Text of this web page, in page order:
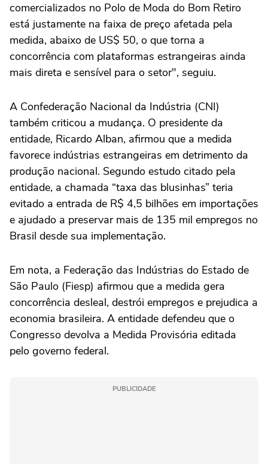
comercializados no Polo de Moda do Bom Retiro
está justamente na faixa de preço afetada pela
medida, abaixo de US$ 50, o que torna a
concorrência com plataformas estrangeiras ainda
mais direta e sensível para o setor", seguiu.
A Confederação Nacional da Indústria (CNI)
também criticou a mudança. O presidente da
entidade, Ricardo Alban, afirmou que a medida
favorece indústrias estrangeiras em detrimento da
produção nacional. Segundo estudo citado pela
entidade, a chamada “taxa das blusinhas” teria
evitado a entrada de R$ 4,5 bilhões em importações
e ajudado a preservar mais de 135 mil empregos no
Brasil desde sua implementação.
Em nota, a Federação das Indústrias do Estado de
São Paulo (Fiesp) afirmou que a medida gera
concorrência desleal, destrói empregos e prejudica a
economia brasileira. A entidade defendeu que o
Congresso devolva a Medida Provisória editada
pelo governo federal.
PUBLICIDADE